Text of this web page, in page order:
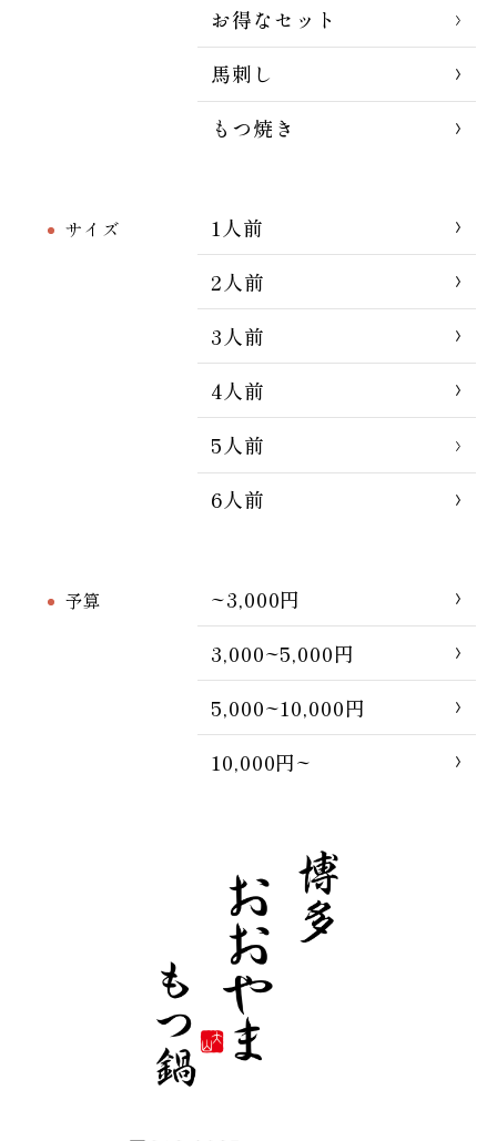
お得なセット
馬刺し
もつ焼き
サイズ
1人前
2人前
3人前
4人前
5人前
6人前
予算
~3,000円
3,000~5,000円
5,000~10,000円
10,000円~